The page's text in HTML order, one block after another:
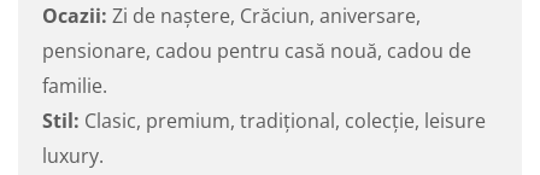
Ocazii: Zi de naștere, Crăciun, aniversare,
pensionare, cadou pentru casă nouă, cadou de
familie.
Stil: Clasic, premium, tradițional, colecție, leisure
luxury.